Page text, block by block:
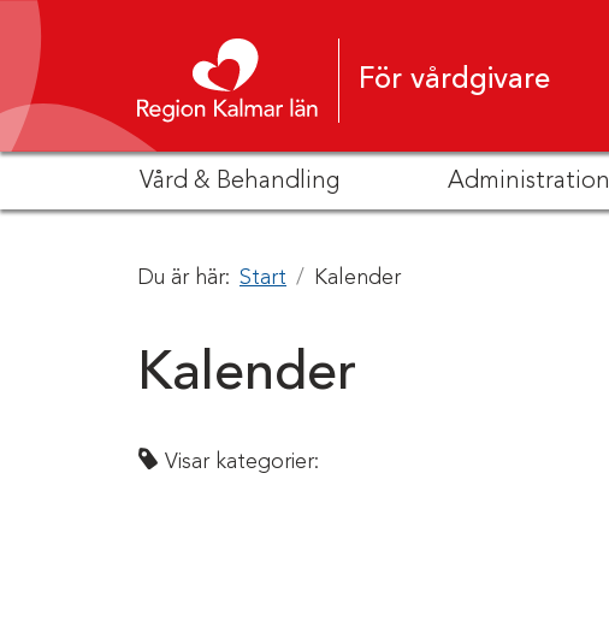
Hoppa till innehåll
För vårdgivare
Vård & Behandling Administration
Du är här: Start Kalender
Kalender
Visar kategorier: